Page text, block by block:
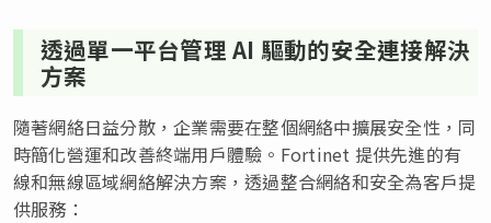
透過單一平台管理 AI 驅動的安全連接解決
方案
隨著網絡日益分散，企業需要在整個網絡中擴展安全性，同
時簡化營運和改善終端用戶體驗。Fortinet 提供先進的有
線和無線區域網絡解決方案，透過整合網絡和安全為客戶提
供服務：